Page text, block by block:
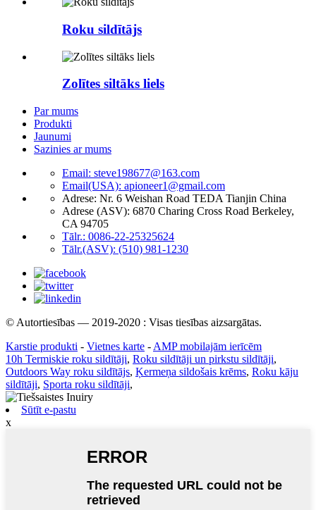
Roku sildītājs
Zolītes siltāks liels
Par mums
Produkti
Jaunumi
Sazinies ar mums
Email: steve198677@163.com
Email(USA): apioneer1@gmail.com
Adrese: Nr. 6 Weishan Road TEDA Tianjin China
Adrese (ASV): 6870 Charing Cross Road Berkeley,
CA 94705
Tālr.: 0086-22-25325624
Tālr.(ASV): (510) 981-1230
© Autortiesības — 2019-2020 : Visas tiesības aizsargātas.
Karstie produkti - Vietnes karte - AMP mobilajām ierīcēm
10h Termiskie roku sildītāji, Roku sildītāji un pirkstu sildītāji,
Outdoors Way roku sildītājs, Ķermeņa sildošais krēms, Roku kāju
sildītāji, Sporta roku sildītāji,
Sūtīt e-pastu
x